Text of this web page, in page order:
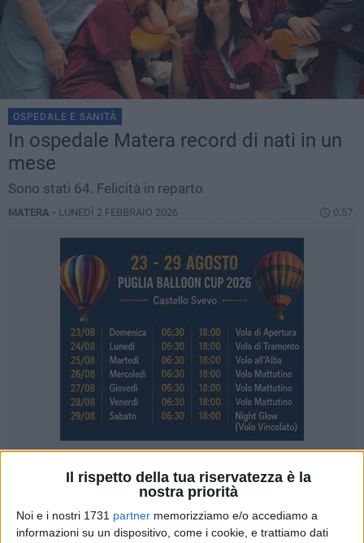
Il rispetto della tua riservatezza è la
nostra priorità
Noi e i nostri 1731 partner memorizziamo e/o accediamo a
informazioni su un dispositivo, come i cookie, e trattiamo dati
OSPEDALE E SANITÀ
In ospedale Matera record di nati in un
mese
Sono stati 64. Felicità in reparto
MATERA - LUNEDÌ 2 FEBBRAIO 2026 0.57
2
2026: è venuto alla luce alle ore 3.49 dell'1 gennaio con